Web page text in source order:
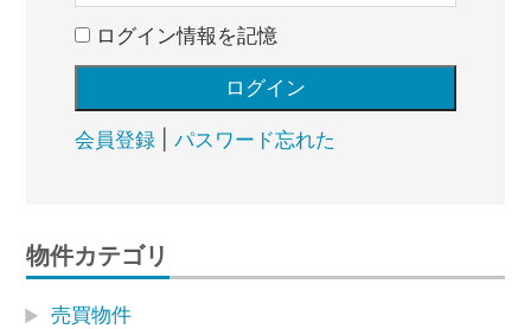
ログイン情報を記憶
会員登録| パスワード忘れた
物件カテゴリ
売買物件